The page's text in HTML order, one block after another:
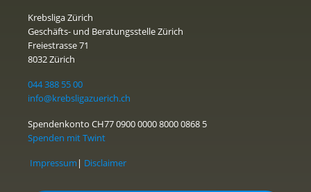
Krebsliga Zürich
Geschäfts- und Beratungsstelle Zürich
Freiestrasse 71
8032 Zürich
044 388 55 00
info@krebsligazuerich.ch
Spendenkonto CH77 0900 0000 8000 0868 5
Spenden mit Twint
Impressum | Disclaimer